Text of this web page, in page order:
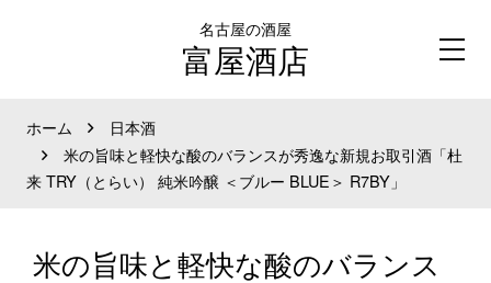
名古屋の酒屋
富屋酒店
ホーム
日本酒
米の旨味と軽快な酸のバランスが秀逸な新規お取引酒「杜
来 TRY（とらい） 純米吟醸 ＜ブルー BLUE＞ R7BY」
米の旨味と軽快な酸のバランス